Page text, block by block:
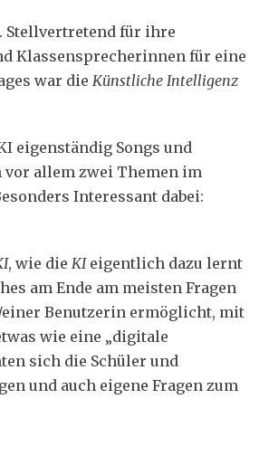
Stellvertretend für ihre
Klassensprecherinnen für eine
war die Künstliche Intelligenz
eigenständig Songs und
allem zwei Themen im
Interessant dabei:
, wie die KIeigentlich dazu lernt
am Ende am meisten Fragen
einer Benutzerin ermöglicht, mit
wie eine „digitale
sich die Schüler und
und auch eigene Fragen zum